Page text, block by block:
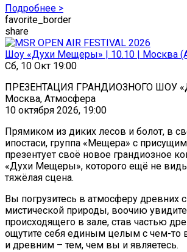
Подробнее >
favorite_border
share
Шоу «Духи Мещеры» | 10.10 | Москва
Сб, 10 Окт 19:00
ПРЕЗЕНТАЦИЯ ГРАНДИОЗНОГО ШОУ
Москва, Атмосфера
10 октября 2026, 19:00
Прямиком из диких лесов и болот, в
ипостаси, группа «Мещера» с
презентует своё новое грандиозное
«Духи Мещеры», которого ещё не
тяжёлая сцена.
Вы погрузитесь в атмосферу древних
мистической природы, воочию
происходящего в зале, став частью
ощутите себя единым целым с чем-то
и древним – тем, чем вы и являетесь.